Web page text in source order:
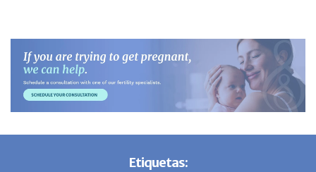
Etiquetas: